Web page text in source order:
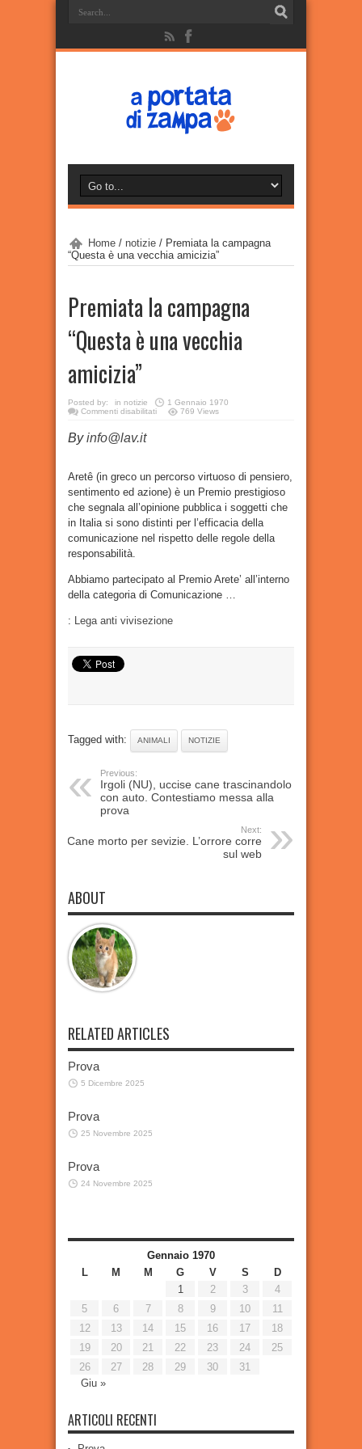
Home / notizie / Premiata la campagna
“Questa è una vecchia amicizia”
Premiata la campagna
“Questa è una vecchia
amicizia”
Posted by: in notizie
1 Gennaio 1970
Commenti disabilitatisu
amicizia”
769 Views
Byinfo@lav.it
Aretê (in greco un percorso virtuoso di pensiero,
sentimento ed azione) è un Premio prestigioso
che segnala all’opinione pubblica i soggetti che
in Italia si sono distinti per l’efficacia della
comunicazione nel rispetto delle regole della
responsabilità.
Abbiamo partecipato al Premio Arete’ all’interno
della categoria di Comunicazione …
: Lega anti vivisezione
Tagged with: ANIMALI NOTIZIE
Previous:
Irgoli (NU), uccise cane trascinandolo
con auto. Contestiamo messa alla
prova
Next:
Cane morto per sevizie. L’orrore corre
sul web
ABOUT
RELATED ARTICLES
Prova
5 Dicembre 2025
Prova
25 Novembre 2025
Prova
24 Novembre 2025
Gennaio 1970
L
M M G V S
D
1
2 3
4
5
6 7 8 9 10
11
12
13 14 15 16 17
18
19
20 21 22 23 24
25
26
27 28 29 30
31
Giu »
ARTICOLI RECENTI